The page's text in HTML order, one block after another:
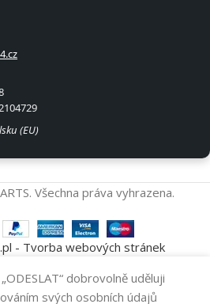
(EU)
Všechna práva vyhrazena.
- Tvorba webových stránek
dobrovolně uděluji
svých osobních údajů
32
Přidat Do